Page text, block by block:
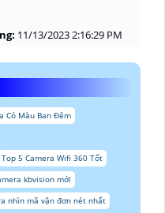
11/13/2023 2:16:29 PM
Có Màu Ban Đêm
Top 5 Camera Wifi 360 Tốt
kbvision mới
nhìn mã vận đơn nét nhất